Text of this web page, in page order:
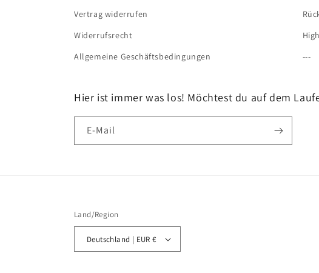
Vertrag widerrufen
Widerrufsrecht
Allgemeine Geschäftsbedingungen
---
Hier ist immer was los! Möchtest du auf dem
E-Mail
Land/Region
Deutschland | EUR €